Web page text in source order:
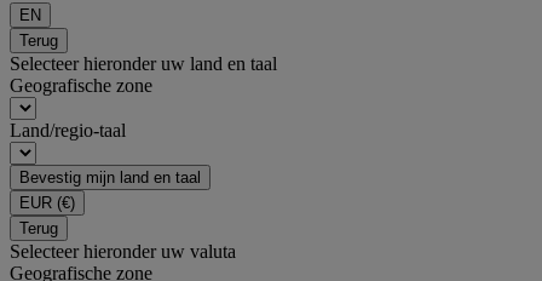
EN
Terug
Selecteer hieronder uw land en taal
Geografische zone
Land/regio-taal
Bevestig mijn land en taal
EUR (€)
Terug
Selecteer hieronder uw valuta
Geografische zone